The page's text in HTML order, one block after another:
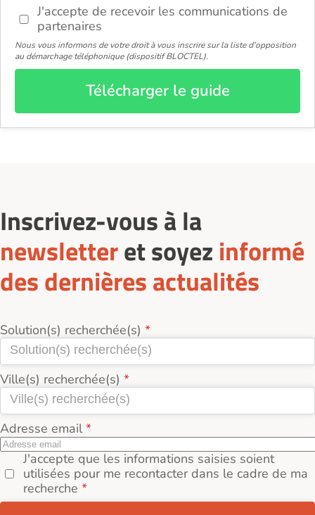
J'accepte de recevoir les communications de
partenaires
Nous vous informons de votre droit à vous inscrire sur la liste d'opposition
au démarchage téléphonique (dispositif BLOCTEL).
Télécharger le guide
Inscrivez-vous à la
newsletteret soyez informé
des dernières actualités
Solution(s) recherchée(s)
Ville(s) recherchée(s)
Adresse email
J'accepte que les informations saisies soient
utilisées pour me recontacter dans le cadre de ma
recherche